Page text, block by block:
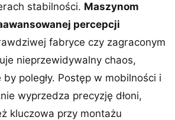
stabilności. Maszynom
percepcji
fabryce czy zagraconym
nieprzewidywalny chaos,
poległy. Postęp w mobilności i
wyprzedza precyzję dłoni,
kluczowa przy montażu